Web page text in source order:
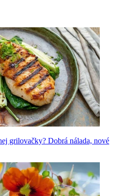
grilovačky? Dobrá nálada, nové